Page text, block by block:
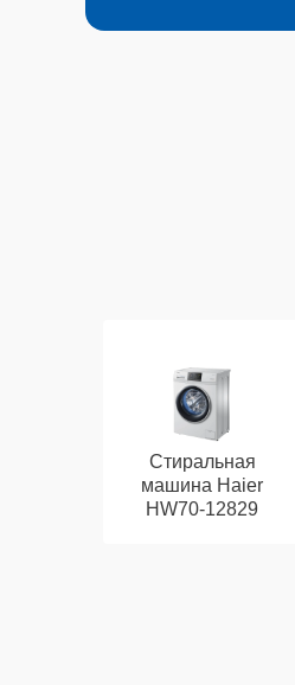
Стиральная
машина Haier
HW70-12829